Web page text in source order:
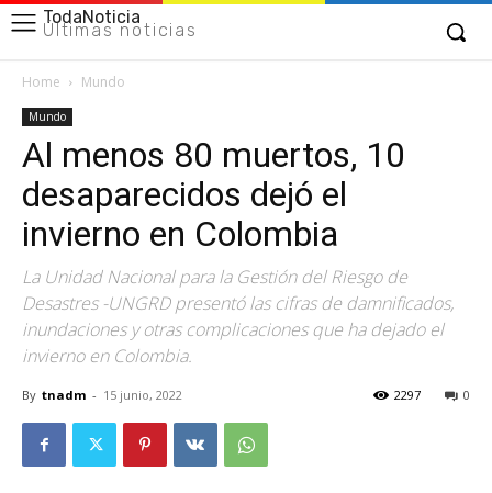
TodaNoticia
Últimas noticias
Home Mundo
Mundo
Al menos 80 muertos, 10
desaparecidos dejó el
invierno en Colombia
La Unidad Nacional para la Gestión del Riesgo de
Desastres -UNGRD presentó las cifras de damnificados,
inundaciones y otras complicaciones que ha dejado el
invierno en Colombia.
By tnadm - 15 junio, 2022 0
2297